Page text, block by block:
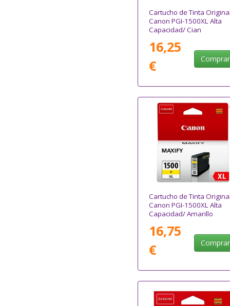
Cartucho de Tinta
Canon PGI-1500XL Alta
Capacidad/ Cian
16,25
€
Comprar
Cartucho de Tinta
Canon PGI-1500XL Alta
Capacidad/ Amarillo
16,75
€
Comprar